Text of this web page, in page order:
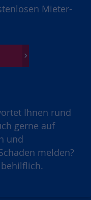
Mieter-
Ihnen rund
gerne auf
und
melden?